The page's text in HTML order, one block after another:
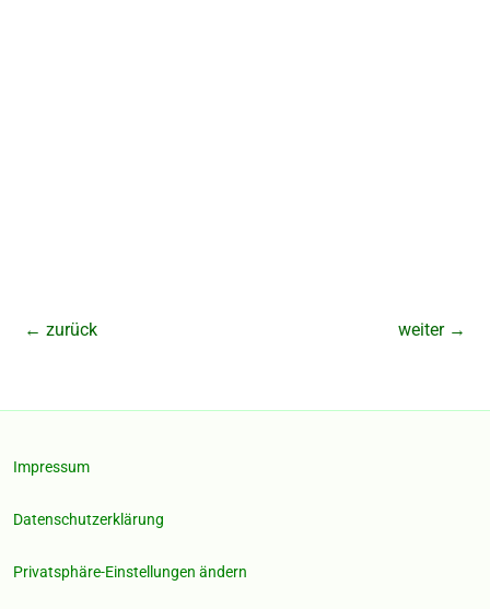
← zurück weiter →
Impressum
Datenschutzerklärung
Privatsphäre-Einstellungen ändern